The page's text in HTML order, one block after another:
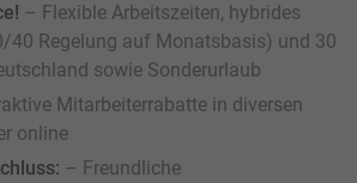
– Flexible Arbeitszeiten, hybrides
40 Regelung auf Monatsbasis) und 30
sowie Sonderurlaub
Mitarbeiterrabatte in diversen
online
– Freundliche